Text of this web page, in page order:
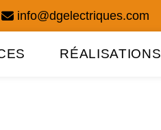
info@dgelectriques.com
RÉALISATIONS